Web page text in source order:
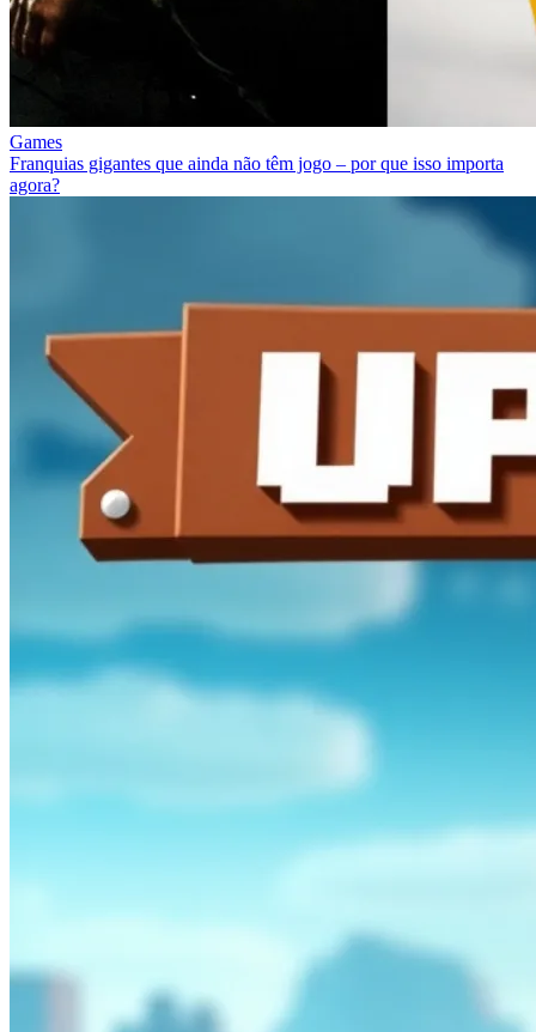
Games
Franquias gigantes que ainda não têm jogo – por que isso importa
agora?